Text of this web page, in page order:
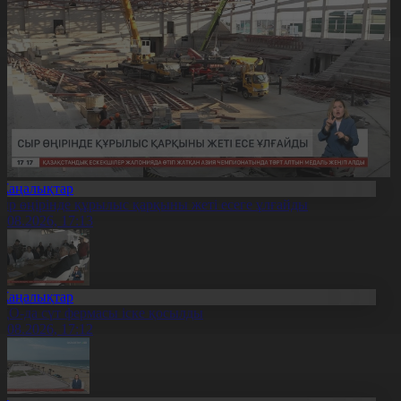
өңірінде құрылыс қарқыны жеті есеге ұлғайды
17:13
да сүт фермасы іске қосылды
17:12